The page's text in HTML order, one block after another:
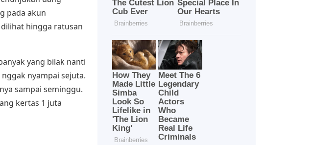
pada akun
hingga ratusan
yang bilak nanti
nyampai sejuta.
sampai seminggu.
kertas 1 juta